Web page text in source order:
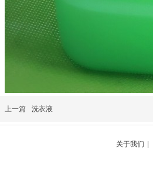
上一篇 洗衣液
关于我们